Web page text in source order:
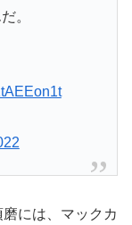
。
には、マックカ